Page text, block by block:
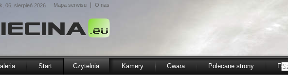
06, sierpień 2026 Mapa serwisu O nas
Start Czytelnia Kamery Gwara Polecane strony